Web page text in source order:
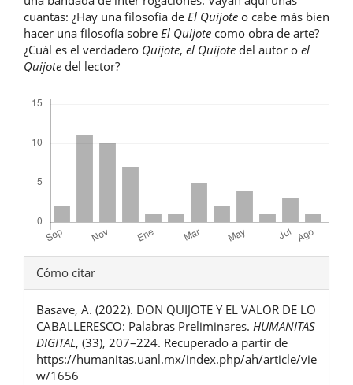
cuantas: ¿Hay una filosofía de El Quijote o cabe más bien
hacer una filosofía sobre El Quijote como obra de arte?
¿Cuál es el verdadero Quijote, el Quijote del autor o el
Quijote del lector?
Detalles
del
artículo
Cómo citar
Basave, A. (2022). DON QUIJOTE Y EL VALOR DE LO
CABALLERESCO: Palabras Preliminares. HUMANITAS
DIGITAL, (33), 207–224. Recuperado a partir de
https://humanitas.uanl.mx/index.php/ah/article/vie
w/1656